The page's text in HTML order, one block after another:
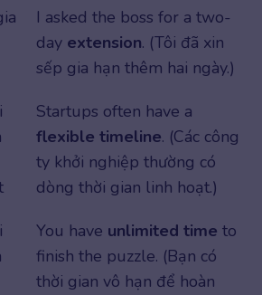
I asked the boss for a two-
day extension. (Tôi đã xin
sếp gia hạn thêm hai ngày.)
Startups often have a
flexible timeline. (Các công
ty khởi nghiệp thường có
dòng thời gian linh hoạt.)
You have unlimited time to
finish the puzzle. (Bạn có
thời gian vô hạn để hoàn